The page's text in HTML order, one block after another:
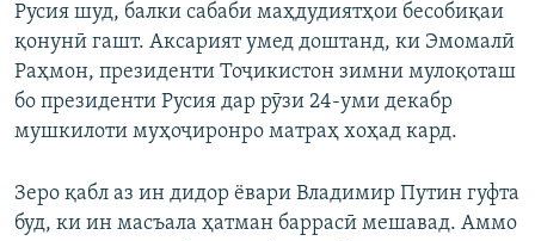
Русия шуд, балки сабаби маҳдудиятҳои бесобиқаи
қонунӣ гашт. Аксарият умед доштанд, ки Эмомалӣ
Раҳмон, президенти Тоҷикистон зимни мулоқоташ
бо президенти Русия дар рӯзи 24-уми декабр
мушкилоти муҳоҷиронро матраҳ хоҳад кард.
Зеро қабл аз ин дидор ёвари Владимир Путин гуфта
буд, ки ин масъала ҳатман баррасӣ мешавад. Аммо